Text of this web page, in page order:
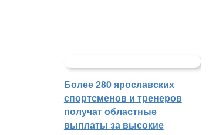
Более 280 ярославских
спортсменов и тренеров
получат областные
выплаты за высокие